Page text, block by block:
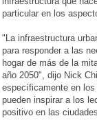
particular en los
"La infraestructura
para responder a las
hogar de más de la
año 2050", dijo Nick
específicamente en
pueden inspirar a los
positivo en las